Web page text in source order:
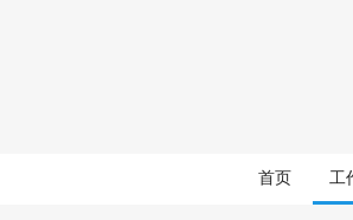
首页 工